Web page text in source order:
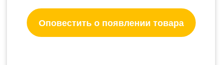
Оповестить о появлении товара